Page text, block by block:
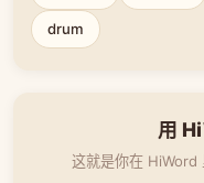
drum
用
这就是你在